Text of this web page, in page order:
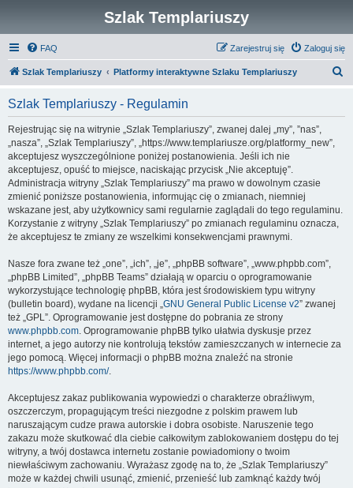
Szlak Templariuszy
FAQ Zaloguj się
Zarejestruj się
Szlak Templariuszy Platformy interaktywne Szlaku Templariuszy
Szlak Templariuszy - Regulamin
Rejestrując się na witrynie „Szlak Templariuszy”, zwanej dalej „my”, ”nas”,
„nasza”, „Szlak Templariuszy”, „https://www.templariusze.org/platformy_new”,
akceptujesz wyszczególnione poniżej postanowienia. Jeśli ich nie
akceptujesz, opuść to miejsce, naciskając przycisk „Nie akceptuję”.
Administracja witryny „Szlak Templariuszy” ma prawo w dowolnym czasie
zmienić poniższe postanowienia, informując cię o zmianach, niemniej
wskazane jest, aby użytkownicy sami regularnie zaglądali do tego regulaminu.
Korzystanie z witryny „Szlak Templariuszy” po zmianach regulaminu oznacza,
że akceptujesz te zmiany ze wszelkimi konsekwencjami prawnymi.
Nasze fora zwane też „one”, „ich”, „je”, „phpBB software”, „www.phpbb.com”,
„phpBB Limited”, „phpBB Teams” działają w oparciu o oprogramowanie
wykorzystujące technologię phpBB, która jest środowiskiem typu witryny
(bulletin board), wydane na licencji „GNU General Public License v2” zwanej
też „GPL”. Oprogramowanie jest dostępne do pobrania ze strony
www.phpbb.com. Oprogramowanie phpBB tylko ułatwia dyskusje przez
internet, a jego autorzy nie kontrolują tekstów zamieszczanych w internecie za
jego pomocą. Więcej informacji o phpBB można znaleźć na stronie
https://www.phpbb.com/.
Akceptujesz zakaz publikowania wypowiedzi o charakterze obraźliwym,
oszczerczym, propagującym treści niezgodne z polskim prawem lub
naruszającym cudze prawa autorskie i dobra osobiste. Naruszenie tego
zakazu może skutkować dla ciebie całkowitym zablokowaniem dostępu do tej
witryny, a twój dostawca internetu zostanie powiadomiony o twoim
niewłaściwym zachowaniu. Wyrażasz zgodę na to, że „Szlak Templariuszy”
może w każdej chwili usunąć, zmienić, przenieść lub zamknąć każdy twój